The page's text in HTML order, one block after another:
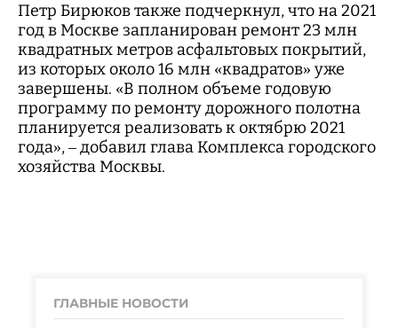
Петр Бирюков также подчеркнул, что на 2021
год в Москве запланирован ремонт 23 млн
квадратных метров асфальтовых покрытий,
из которых около 16 млн «квадратов» уже
завершены. «В полном объеме годовую
программу по ремонту дорожного полотна
планируется реализовать к октябрю 2021
года», – добавил глава Комплекса городского
хозяйства Москвы.
ГЛАВНЫЕ НОВОСТИ